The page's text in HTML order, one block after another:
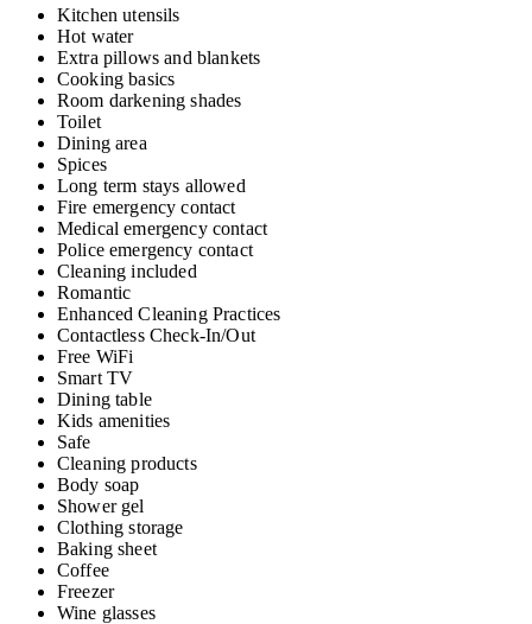
Kitchen utensils
Hot water
Extra pillows and blankets
Cooking basics
Room darkening shades
Toilet
Dining area
Spices
Long term stays allowed
Fire emergency contact
Medical emergency contact
Police emergency contact
Cleaning included
Romantic
Enhanced Cleaning Practices
Contactless Check-In/Out
Free WiFi
Smart TV
Dining table
Kids amenities
Safe
Cleaning products
Body soap
Shower gel
Clothing storage
Baking sheet
Coffee
Freezer
Wine glasses